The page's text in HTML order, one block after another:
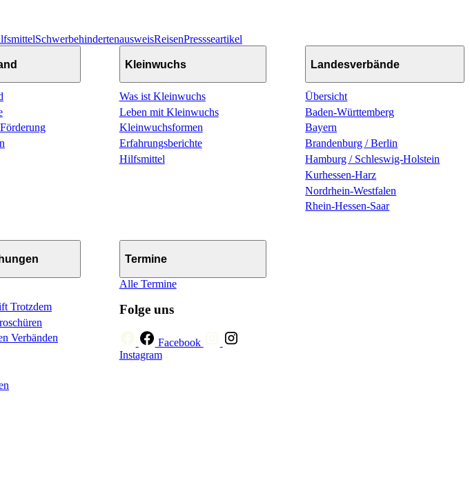
SchwerbehindertenausweisReisenPressseartikel
Kleinwuchs
Was ist Kleinwuchs
Leben mit Kleinwuchs
Kleinwuchsformen
Erfahrungsberichte
Hilfsmittel
Landesverbände
Übersicht
Baden-Württemberg
Bayern
Brandenburg / Berlin
Hamburg / Schleswig-Holstein
Kurhessen-Harz
Nordrhein-Westfalen
Rhein-Hessen-Saar
Trotzdem
Verbänden
Termine
Alle Termine
Folge uns
Facebook
Instagram